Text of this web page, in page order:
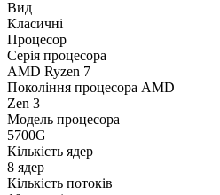
Вид
Класичні
Процесор
Серія процесора
AMD Ryzen 7
Покоління процесора AMD
Zen 3
Модель процесора
5700G
Кількість ядер
8 ядер
Кількість потоків